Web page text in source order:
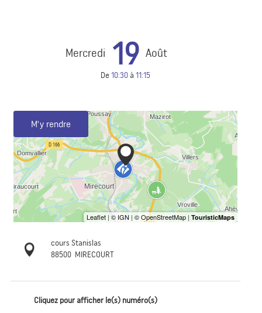
Mercredi 19 Août
De10:30à 11:15
M'y rendre
cours Stanislas
88500 MIRECOURT
Cliquez pour afficher le(s) numéro(s)